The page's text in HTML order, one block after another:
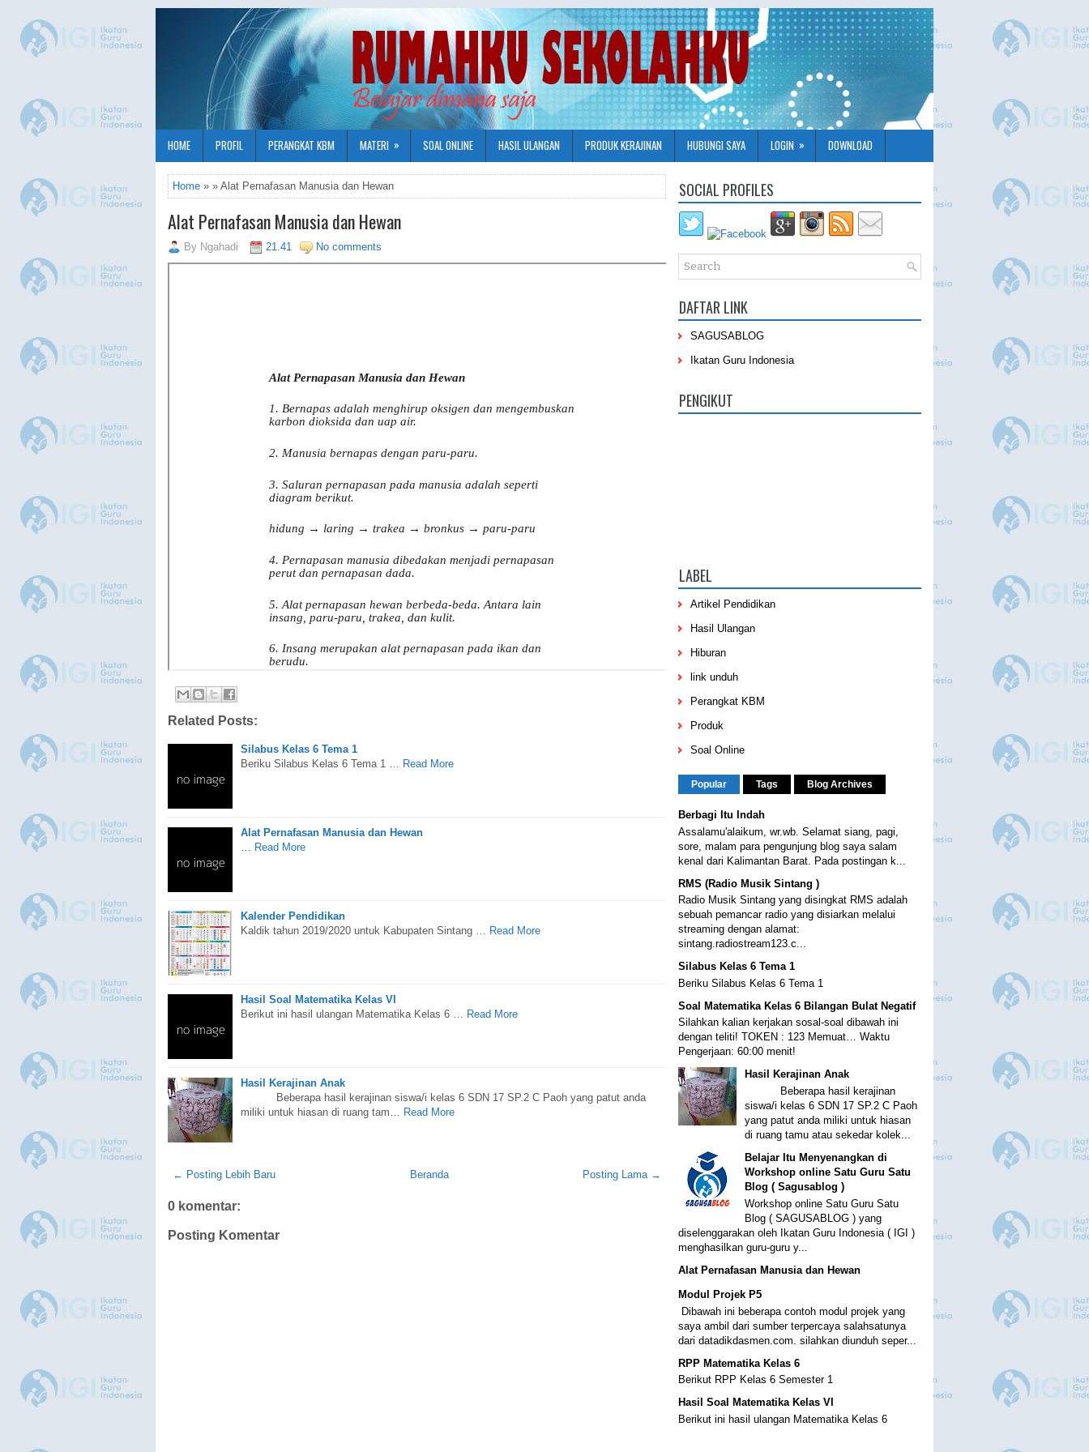
HOME PROFIL PERANGKAT KBM MATERI » SOAL ONLINE HASIL ULANGAN PRODUK KERAJINAN HUBUNGI SAYA LOGIN » DOWNLOAD
Home » » Alat Pernafasan Manusia dan Hewan
Alat Pernafasan Manusia dan Hewan
By Ngahadi 21.41 No comments
Related Posts:
Silabus Kelas 6 Tema 1
Beriku Silabus Kelas 6 Tema 1 …
Read More
Alat Pernafasan Manusia dan Hewan
Read More
Kalender Pendidikan
Kaldik tahun 2019/2020 untuk Kabupaten Sintang …
Read More
Hasil Soal Matematika Kelas VI
Berikut ini hasil ulangan Matematika Kelas 6 …
Read More
Hasil Kerajinan Anak
Beberapa hasil kerajinan siswa/i kelas 6 SDN 17 SP.2 C Paoh yang patut anda
miliki untuk hiasan di ruang tam…
Read More
← Posting Lebih Baru Posting Lama →
Beranda
0 komentar:
Posting Komentar
SOCIAL PROFILES
DAFTAR LINK
SAGUSABLOG
Ikatan Guru Indonesia
PENGIKUT
LABEL
Artikel Pendidikan
Hasil Ulangan
Hiburan
link unduh
Perangkat KBM
Produk
Soal Online
Popular Tags Blog Archives
Berbagi Itu Indah
Assalamu'alaikum, wr.wb. Selamat siang, pagi,
sore, malam para pengunjung blog saya salam
kenal dari Kalimantan Barat. Pada postingan k...
RMS (Radio Musik Sintang )
Radio Musik Sintang yang disingkat RMS adalah
sebuah pemancar radio yang disiarkan melalui
streaming dengan alamat:
sintang.radiostream123.c...
Silabus Kelas 6 Tema 1
Beriku Silabus Kelas 6 Tema 1
Soal Matematika Kelas 6 Bilangan Bulat Negatif
Silahkan kalian kerjakan sosal-soal dibawah ini
dengan teliti! TOKEN : 123 Memuat… Waktu
Pengerjaan: 60:00 menit!
Hasil Kerajinan Anak
Beberapa hasil kerajinan
siswa/i kelas 6 SDN 17 SP.2 C Paoh
yang patut anda miliki untuk hiasan
di ruang tamu atau sekedar kolek...
Belajar Itu Menyenangkan di
Workshop online Satu Guru Satu
Blog ( Sagusablog )
Workshop online Satu Guru Satu
Blog ( SAGUSABLOG ) yang
diselenggarakan oleh Ikatan Guru Indonesia ( IGI )
menghasilkan guru-guru y...
Alat Pernafasan Manusia dan Hewan
Modul Projek P5
Dibawah ini beberapa contoh modul projek yang
saya ambil dari sumber terpercaya salahsatunya
dari datadikdasmen.com. silahkan diunduh seper...
RPP Matematika Kelas 6
Berikut RPP Kelas 6 Semester 1
Hasil Soal Matematika Kelas VI
Berikut ini hasil ulangan Matematika Kelas 6